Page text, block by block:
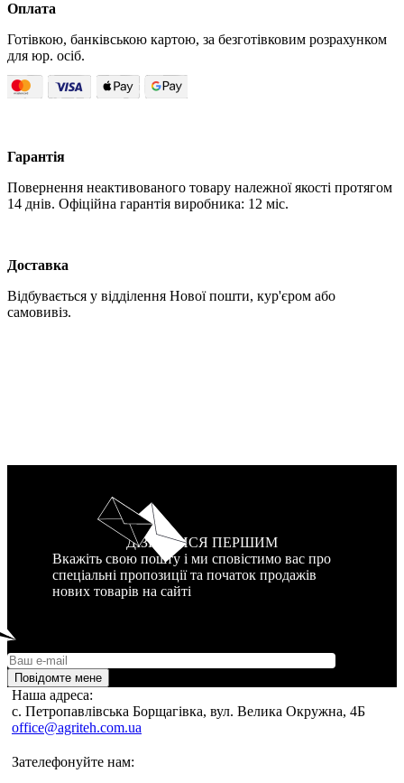
Оплата
Готівкою, банківською картою, за безготівковим розрахунком
для юр. осіб.
Гарантія
Повернення неактивованого товару належної якості протягом
14 днів. Офіційна гарантія виробника: 12 міс.
Доставка
Відбувається у відділення Нової пошти, кур'єром або
самовивіз.
ДІЗНАТИСЯ ПЕРШИМ
Вкажіть свою пошту і ми сповістимо вас про
спеціальні пропозиції та початок продажів
нових товарів на сайті
Повідомте мене
Наша адреса:
c. Петропавлівська Борщагівка, вул. Велика Окружна, 4Б
office@agriteh.com.ua
Зателефонуйте нам: